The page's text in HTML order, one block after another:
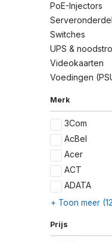
PoE-Injectors
Switches
UPS &
Videokaarten
Voedingen
Merk
3Com
AcBel
Acer
ACT
ADATA
+ Toon meer
Prijs